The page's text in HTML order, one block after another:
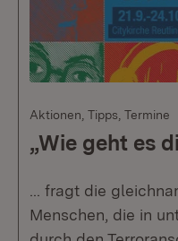
Aktionen, Tipps, Termine
„Wie geht es
... fragt die
Menschen, die in